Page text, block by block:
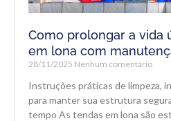
Como prolongar a vida
em lona com
28/11/2025 Nenhum comentário
Instruções práticas de limpeza,
para manter sua estrutura
tempo As tendas em lona são